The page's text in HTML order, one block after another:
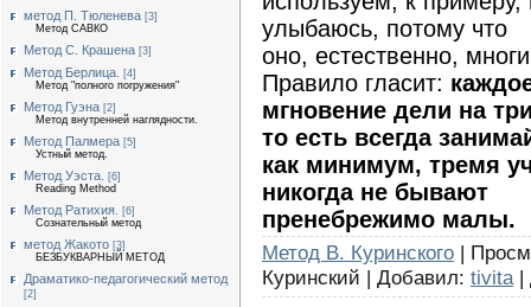
метод П. Тюленева [3]
Метод САВКО
Метод С. Крашена [3]
Метод Берлица.
[4]
Метод "полного погружения"
Метод Гуэна [2]
Метод внутренней наглядности.
Метод Палмера [5]
Устный метод.
Метод Уэста.
[6]
Reading Method
Метод Ратихия.
[6]
Сознательный метод
метод Жакото [3]
БЕЗБУКВАРНЫЙ МЕТОД
Драматико-педагогический метод
[2]
улыбаюсь, потому что
оно, естественно,
Правило гласит:
мгновение дели на
то есть всегда
как минимум, тремя
никогда не бывают
пренебрежимо малы.
Метод В. Куринского |
Куринский | Добавил: tivita |